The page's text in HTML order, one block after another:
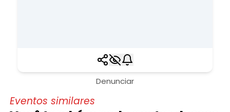
Denunciar
Eventos similares